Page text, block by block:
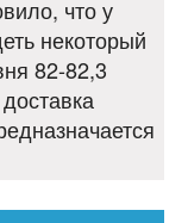
что у
некоторый
82-82,3